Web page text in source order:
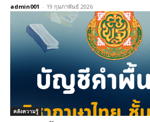
admin001 - 19 กุมภาพันธ์ 2026
คลังความรู้